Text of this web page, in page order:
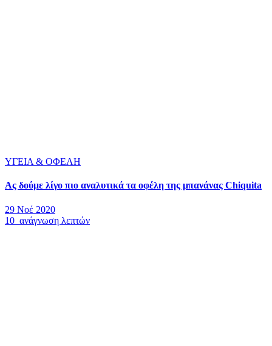
ΥΓΕΙΑ & ΟΦΕΛΗ
Ας δούμε λίγο πιο αναλυτικά τα οφέλη της μπανάνας Chiquita
29 Νοέ 2020
10 ανάγνωση λεπτών